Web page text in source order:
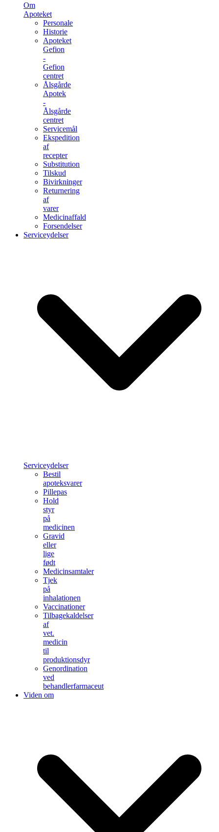
Om
Apoteket
Personale
Historie
Apoteket
Gefion
-
Gefion
centret
Ålsgårde
Apotek
-
Ålsgårde
centret
Servicemål
Ekspedition
af
recepter
Substitution
Tilskud
Bivirkninger
Returnering
af
varer
Medicinaffald
Forsendelser
Serviceydelser
Serviceydelser
Bestil
apoteksvarer
Pillepas
Hold
styr
på
medicinen
Gravid
eller
lige
født
Medicinsamtaler
Tjek
på
inhalationen
Vaccinationer
Tilbagekaldelser
af
vet.
medicin
til
produktionsdyr
Genordination
ved
behandlerfarmaceut
Viden om